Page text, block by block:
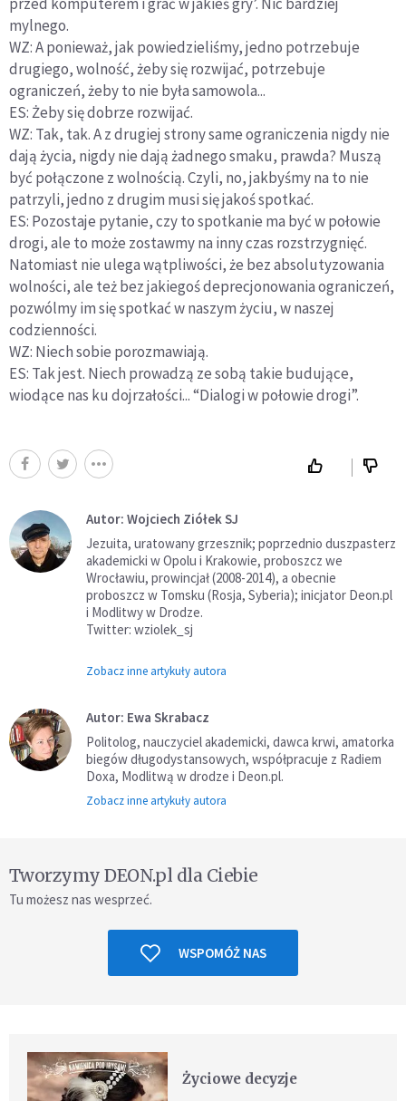
mylnego.
WZ: A ponieważ, jak powiedzieliśmy, jedno potrzebuje
drugiego, wolność, żeby się rozwijać, potrzebuje
ograniczeń, żeby to nie była samowola...
ES: Żeby się dobrze rozwijać.
WZ: Tak, tak. A z drugiej strony same ograniczenia nigdy nie
dają życia, nigdy nie dają żadnego smaku, prawda? Muszą
być połączone z wolnością. Czyli, no, jakbyśmy na to nie
patrzyli, jedno z drugim musi się jakoś spotkać.
ES: Pozostaje pytanie, czy to spotkanie ma być w połowie
drogi, ale to może zostawmy na inny czas rozstrzygnięć.
Natomiast nie ulega wątpliwości, że bez absolutyzowania
wolności, ale też bez jakiegoś deprecjonowania ograniczeń,
pozwólmy im się spotkać w naszym życiu, w naszej
codzienności.
WZ: Niech sobie porozmawiają.
ES: Tak jest. Niech prowadzą ze sobą takie budujące,
wiodące nas ku dojrzałości... “Dialogi w połowie drogi”.
Autor: Wojciech Ziółek SJ
Jezuita, uratowany grzesznik; poprzednio duszpasterz
akademicki w Opolu i Krakowie, proboszcz we
Wrocławiu, prowincjał (2008-2014), a obecnie
proboszcz w Tomsku (Rosja, Syberia); inicjator Deon.pl
i Modlitwy w Drodze.
Twitter: wziolek_sj
Zobacz inne artykuły autora
Autor: Ewa Skrabacz
Politolog, nauczyciel akademicki, dawca krwi, amatorka
biegów długodystansowych, współpracuje z Radiem
Doxa, Modlitwą w drodze i Deon.pl.
Zobacz inne artykuły autora
Tworzymy DEON.pl dla Ciebie
Tu możesz nas wesprzeć.
WSPOMÓŻ NAS
Życiowe decyzje